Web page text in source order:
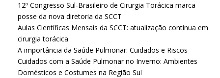
12º Congresso Sul-Brasileiro de Cirurgia Torácica marca
posse da nova diretoria da SCCT
Aulas Científicas Mensais da SCCT: atualização contínua em
cirurgia torácica
A importância da Saúde Pulmonar: Cuidados e Riscos
Cuidados com a Saúde Pulmonar no Inverno: Ambientes
Domésticos e Costumes na Região Sul